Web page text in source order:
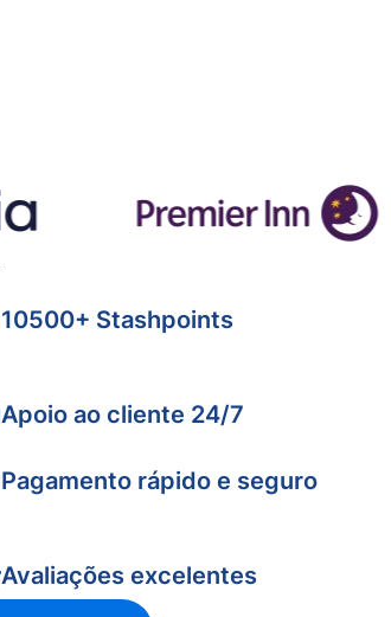
10500+ Stashpoints
Apoio ao cliente 24/7
Pagamento rápido e seguro
Avaliações excelentes